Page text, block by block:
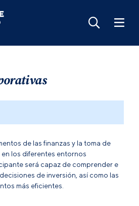
de las finanzas y la toma de
los diferentes entornos
será capaz de comprender e
de inversión, así como las
más eficientes.